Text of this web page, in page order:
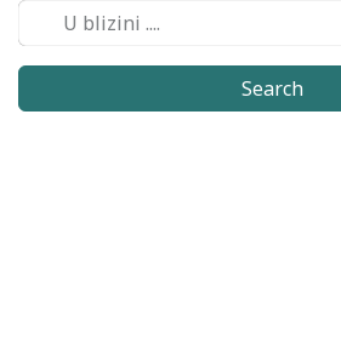
Search